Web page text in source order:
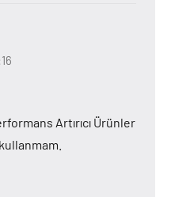
Artırıcı Ürünler